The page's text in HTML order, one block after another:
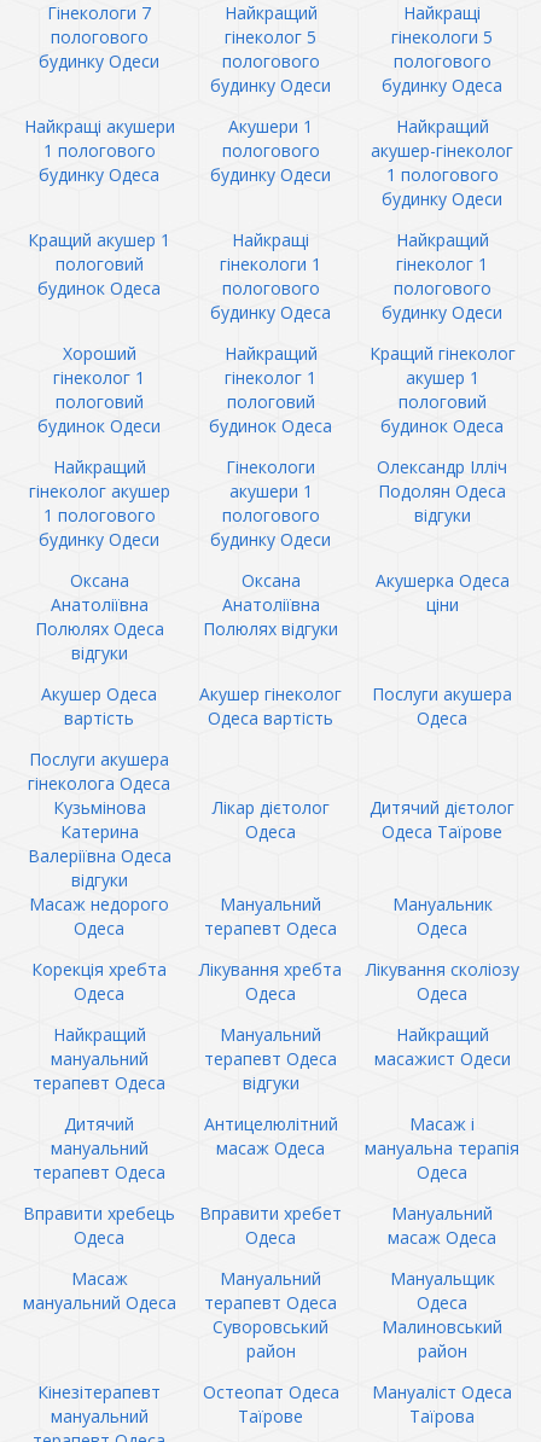
Гінекологи 7
пологового
будинку Одеси
Найкращий
гінеколог 5
пологового
будинку Одеси
Найкращі
гінекологи 5
пологового
будинку Одеса
Найкращі акушери
1 пологового
будинку Одеса
Акушери 1
пологового
будинку Одеси
Найкращий
акушер-гінеколог
1 пологового
будинку Одеси
Кращий акушер 1
пологовий
будинок Одеса
Найкращі
гінекологи 1
пологового
будинку Одеса
Найкращий
гінеколог 1
пологового
будинку Одеси
Хороший
гінеколог 1
пологовий
будинок Одеси
Найкращий
гінеколог 1
пологовий
будинок Одеса
Кращий гінеколог
акушер 1
пологовий
будинок Одеса
Найкращий
гінеколог акушер
1 пологового
будинку Одеси
Гінекологи
акушери 1
пологового
будинку Одеси
Олександр Ілліч
Подолян Одеса
відгуки
Оксана
Анатоліївна
Полюлях Одеса
відгуки
Оксана
Анатоліївна
Полюлях відгуки
Акушерка Одеса
ціни
Акушер Одеса
вартість
Акушер гінеколог
Одеса вартість
Послуги акушера
Одеса
Послуги акушера
гінеколога Одеса
Кузьмінова
Катерина
Валеріївна Одеса
відгуки
Лікар дієтолог
Одеса
Дитячий дієтолог
Одеса Таїрове
Масаж недорого
Одеса
Мануальний
терапевт Одеса
Мануальник
Одеса
Корекція хребта
Одеса
Лікування хребта
Одеса
Лікування сколіозу
Одеса
Найкращий
мануальний
терапевт Одеса
Мануальний
терапевт Одеса
відгуки
Найкращий
масажист Одеси
Дитячий
мануальний
терапевт Одеса
Антицелюлітний
масаж Одеса
Масаж і
мануальна терапія
Одеса
Вправити хребець
Одеса
Вправити хребет
Одеса
Мануальний
масаж Одеса
Масаж
мануальний Одеса
Мануальний
терапевт Одеса
Суворовський
район
Мануальщик
Одеса
Малиновський
район
Кінезітерапевт
мануальний
Остеопат Одеса
Таїрове
Мануаліст Одеса
Таїрова